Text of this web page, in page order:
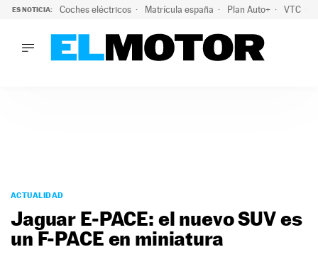
ES NOTICIA: Coches eléctricos Matrícula españa Plan Auto+ VTC
PODCAST
MOTOS
TECNOLOGÍA
ACTUALIDAD
Jaguar E-PACE: el nuevo SUV es
un F-PACE en miniatura